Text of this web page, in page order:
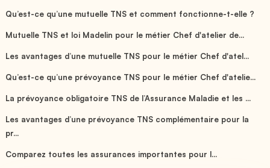
Qu’est-ce qu’une mutuelle TNS et comment fonctionne-t-elle ?
Mutuelle TNS et loi Madelin pour le métier Chef d'atelier de...
Les avantages d’une mutuelle TNS pour le métier Chef d'atel...
Qu’est-ce qu’une prévoyance TNS pour le métier Chef d'atelie...
La prévoyance obligatoire TNS de l’Assurance Maladie et les ...
Les avantages d’une prévoyance TNS complémentaire pour la
pr...
Comparez toutes les assurances importantes pour l...